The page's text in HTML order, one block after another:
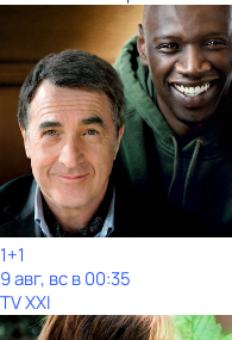
1+1
9 авг, вс в 00:35
TV XXI